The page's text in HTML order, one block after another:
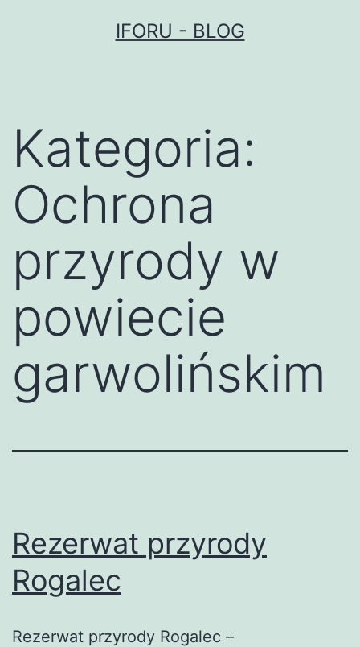
IFORU - BLOG
Kategoria:
Ochrona
przyrody w
powiecie
garwolińskim
Rezerwat przyrody
Rogalec
Rezerwat przyrody Rogalec –